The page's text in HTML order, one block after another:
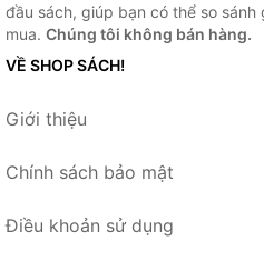
đầu sách, giúp bạn có thể so
mua. Chúng tôi không bán hàng.
VỀ SHOP SÁCH!
Giới thiệu
Chính sách bảo mật
Điều khoản sử dụng